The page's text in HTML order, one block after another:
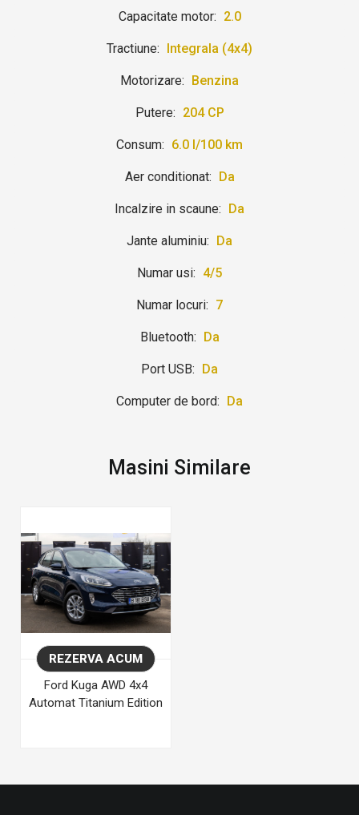
Capacitate motor: 2.0
Tractiune: Integrala (4x4)
Motorizare: Benzina
Putere: 204 CP
Consum: 6.0 l/100 km
Aer conditionat: Da
Incalzire in scaune: Da
Jante aluminiu: Da
Numar usi: 4/5
Numar locuri: 7
Bluetooth: Da
Port USB: Da
Computer de bord: Da
Masini Similare
REZERVA ACUM
Ford Kuga AWD 4x4
Automat Titanium Edition